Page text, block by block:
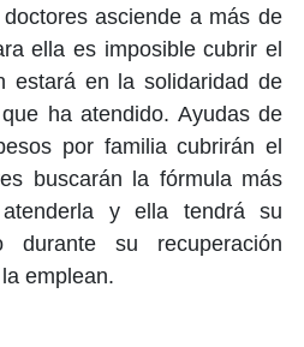
asciende a más de
ella es imposible cubrir el
estará en la solidaridad de
ha atendido. Ayudas de
por familia cubrirán el
buscarán la fórmula más
y ella tendrá su
durante su recuperación
emplean.